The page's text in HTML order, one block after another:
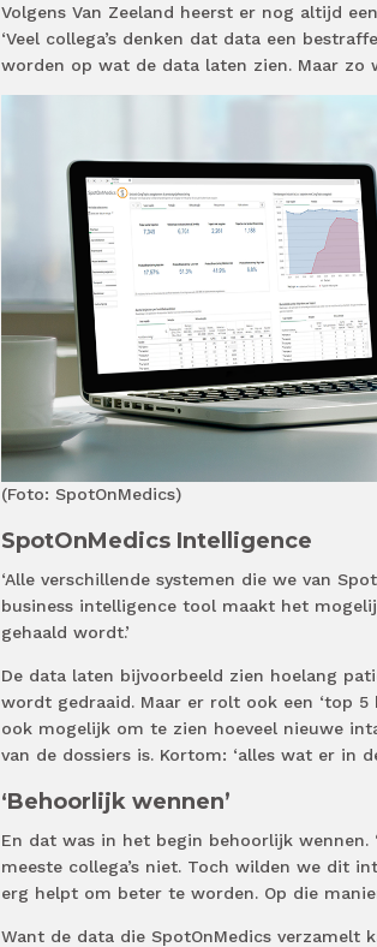
Volgens Van Zeeland heerst er nog altijd
‘Veel collega’s denken dat data een
worden op wat de data laten zien. Maar zo
(Foto: SpotOnMedics)
SpotOnMedics Intelligence
‘Alle verschillende systemen die we van
business intelligence tool maakt het
gehaald wordt.’
De data laten bijvoorbeeld zien hoelang
wordt gedraaid. Maar er rolt ook een ‘top
ook mogelijk om te zien hoeveel nieuwe
van de dossiers is. Kortom: ‘alles wat er in
‘Behoorlijk wennen’
En dat was in het begin behoorlijk
meeste collega’s niet. Toch wilden we dit
erg helpt om beter te worden. Op die
Want de data die SpotOnMedics